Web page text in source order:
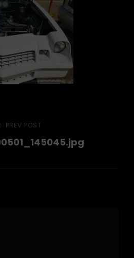
Previous
Post
PREV POST